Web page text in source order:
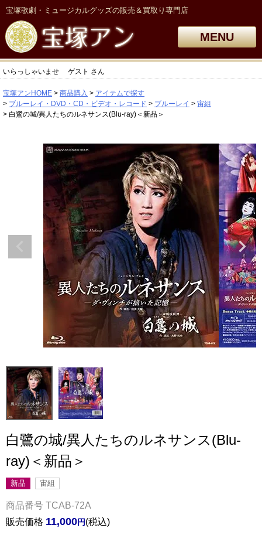
宝塚歌劇・ミュージカルグッズの販売＆買取り専門店
MENU
いらっしゃいませ ゲスト さん
宝塚アンHOME 商品購入
アイテムで探す
ブルーレイ・DVD・CD・ビデオ・レコード
ブルーレイ
宙組
白鷺の城/異人たちのルネサンス(Blu-ray)＜新品＞
白鷺の城/異人たちのルネサンス(Blu-
ray)＜新品＞
新品 宙組
商品番号 TCAB-72A
販売価格 11,000 税込